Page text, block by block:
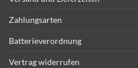
Zahlungsarten
Batterieverordnung
Vertrag widerrufen